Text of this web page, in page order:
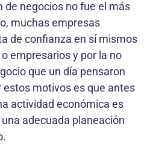
de negocios no fue el más
muchas empresas
de confianza en sí mismos
empresarios y por la no
que un día pensaron
estos motivos es que antes
actividad económica es
adecuada planeación